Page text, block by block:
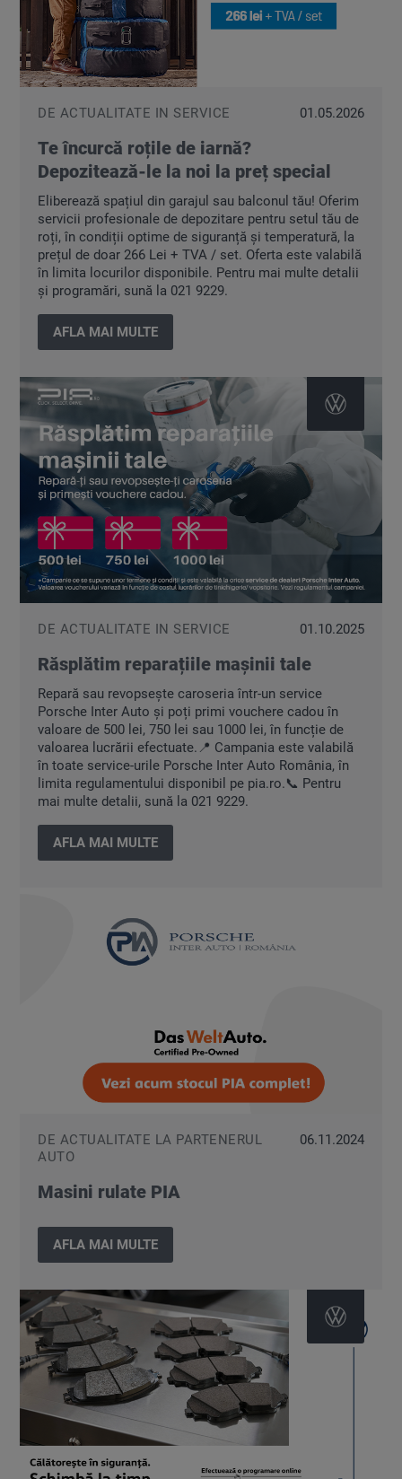
DE ACTUALITATE IN SERVICE 01.05.2026
Te încurcă roțile de iarnă?
Depozitează-le la noi la preț special
Eliberează spațiul din garajul sau balconul tău! Oferim
servicii profesionale de depozitare pentru setul tău de
roți, în condiții optime de siguranță și temperatură, la
prețul de doar 266 Lei + TVA / set. Oferta este valabilă
în limita locurilor disponibile. Pentru mai multe detalii
și programări, sună la 021 9229.
AFLA MAI MULTE
DE ACTUALITATE IN SERVICE 01.10.2025
Răsplătim reparațiile mașinii tale
Repară sau revopsește caroseria într-un service
Porsche Inter Auto și poți primi vouchere cadou în
valoare de 500 lei, 750 lei sau 1000 lei, în funcție de
valoarea lucrării efectuate.📍 Campania este valabilă
în toate service-urile Porsche Inter Auto România, în
limita regulamentului disponibil pe pia.ro.📞 Pentru
mai multe detalii, sună la 021 9229.
AFLA MAI MULTE
DE ACTUALITATE LA PARTENERUL
AUTO
06.11.2024
Masini rulate PIA
AFLA MAI MULTE